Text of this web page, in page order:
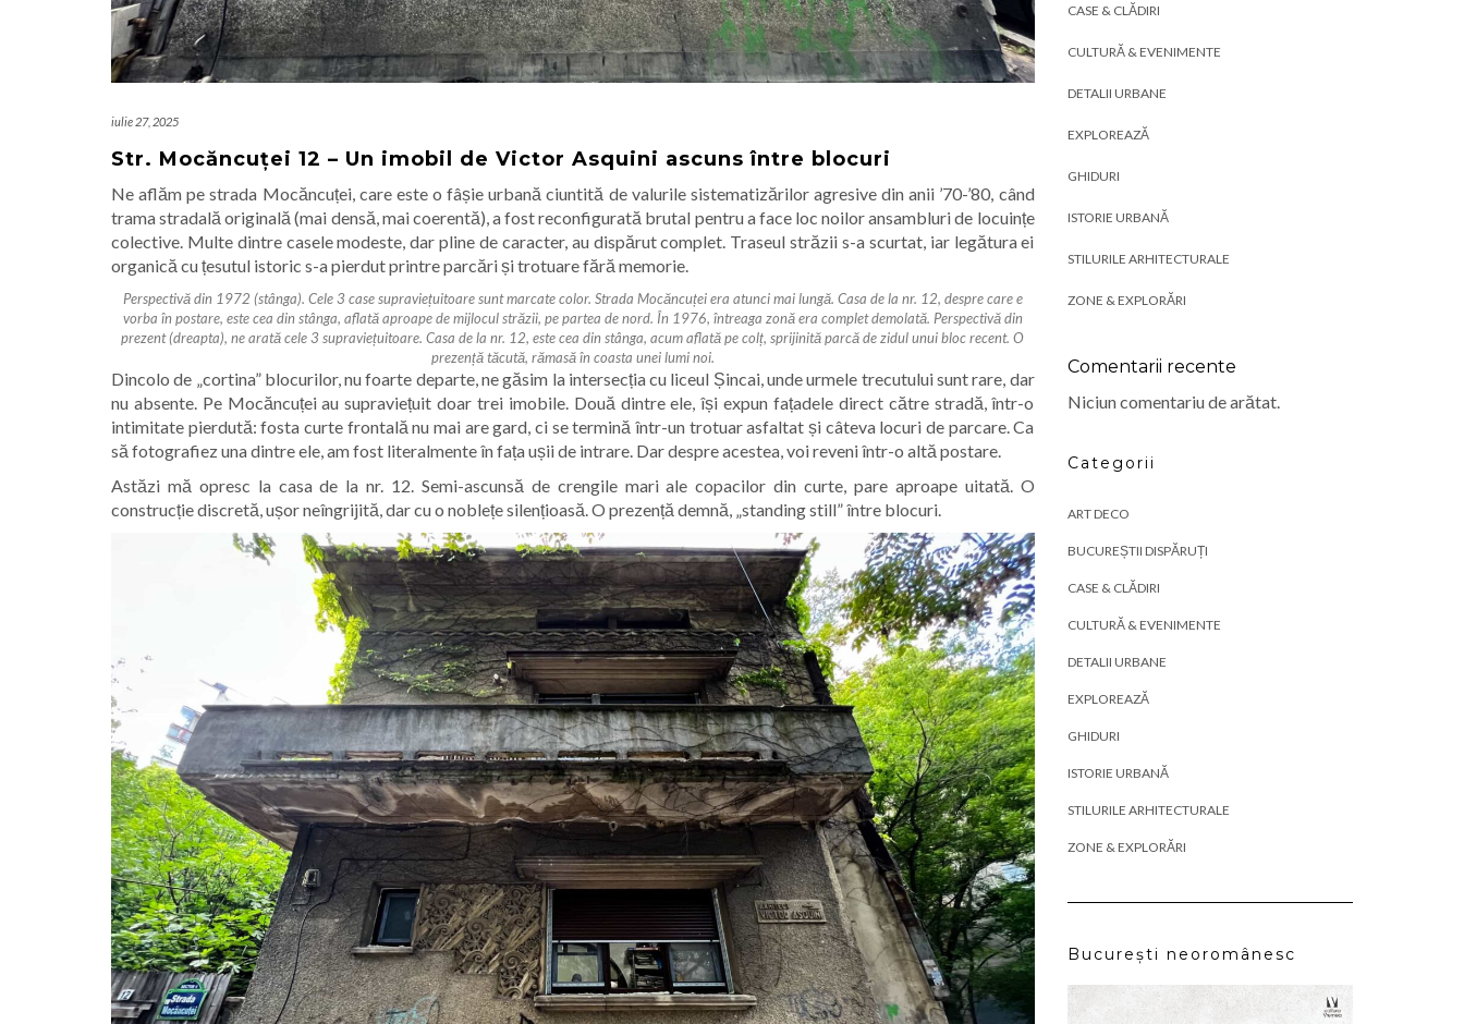
iulie 27, 2025
Str. Mocăncuței 12 – Un imobil de Victor Asquini ascuns între blocuri
Ne aflăm pe strada Mocăncuței, care este o fâșie urbană ciuntită de valurile sistematizărilor agresive din anii ’70-’80, când
trama stradală originală (mai densă, mai coerentă), a fost reconfigurată brutal pentru a face loc noilor ansambluri de locuințe
colective. Multe dintre casele modeste, dar pline de caracter, au dispărut complet. Traseul străzii s-a scurtat, iar legătura ei
organică cu țesutul istoric s-a pierdut printre parcări și trotuare fără memorie.
Perspectivă din 1972 (stânga). Cele 3 case supraviețuitoare sunt marcate color. Strada Mocăncuței era atunci mai lungă. Casa de la nr. 12, despre care e
vorba în postare, este cea din stânga, aflată aproape de mijlocul străzii, pe partea de nord. În 1976, întreaga zonă era complet demolată. Perspectivă din
prezent (dreapta), ne arată cele 3 supraviețuitoare. Casa de la nr. 12, este cea din stânga, acum aflată pe colț, sprijinită parcă de zidul unui bloc recent. O
prezență tăcută, rămasă în coasta unei lumi noi.
Dincolo de „cortina” blocurilor, nu foarte departe, ne găsim la intersecția cu liceul Șincai, unde urmele trecutului sunt rare, dar
nu absente. Pe Mocăncuței au supraviețuit doar trei imobile. Două dintre ele, își expun fațadele direct către stradă, într-o
intimitate pierdută: fosta curte frontală nu mai are gard, ci se termină într-un trotuar asfaltat și câteva locuri de parcare. Ca
să fotografiez una dintre ele, am fost literalmente în fața ușii de intrare. Dar despre acestea, voi reveni într-o altă postare.
Astăzi mă opresc la casa de la nr. 12. Semi-ascunsă de crengile mari ale copacilor din curte, pare aproape uitată. O
construcție discretă, ușor neîngrijită, dar cu o noblețe silențioasă. O prezență demnă, „standing still” între blocuri.
CASE & CLĂDIRI
CULTURĂ & EVENIMENTE
DETALII URBANE
EXPLOREAZĂ
GHIDURI
ISTORIE URBANĂ
STILURILE ARHITECTURALE
ZONE & EXPLORĂRI
Comentarii recente
Niciun comentariu de arătat.
Categorii
ART DECO
BUCUREȘTII DISPĂRUȚI
CASE & CLĂDIRI
CULTURĂ & EVENIMENTE
DETALII URBANE
EXPLOREAZĂ
GHIDURI
ISTORIE URBANĂ
STILURILE ARHITECTURALE
ZONE & EXPLORĂRI
București neoromânesc